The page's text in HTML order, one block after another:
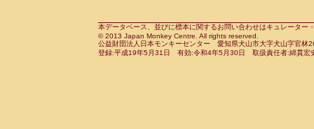
CercopithecidaePapio anubis(0)
CercopithecidaePapio cynocephalus
CercopithecidaePapio hamadryas(0)
CebidaeSaguinus leucopus(0)
CebidaeSaguinus midas(0)
Cebidae Saguinus mystax(0)
本データベース、並びに標本に関するお問い合わせはキュレータ
© 2013 Japan Monkey Centre. All rights reserved.
公益財団法人日本モンキーセンター 愛知県犬山市大字犬山字官
登録:平成19年5月31日 有効:令和4年5月30日 取扱責任者:綿貫宏